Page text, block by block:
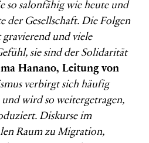
so salonfähig wie heute und
der Gesellschaft. Die Folgen
und viele
sie sind der Solidarität
Hanano, Leitung von
verbirgt sich häufig
und wird so weitergetragen,
. Diskurse im
Raum zu Migration,